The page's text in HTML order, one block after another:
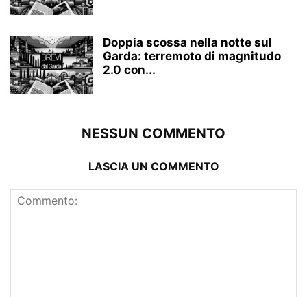
Doppia scossa nella notte sul
Garda: terremoto di magnitudo
2.0 con...
NESSUN COMMENTO
LASCIA UN COMMENTO